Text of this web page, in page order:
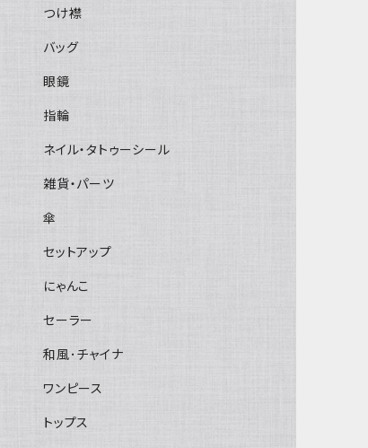
つけ襟
バッグ
眼鏡
指輪
ネイル・タトゥーシール
雑貨・パーツ
傘
セットアップ
にゃんこ
セーラー
和風･チャイナ
ワンピース
トップス